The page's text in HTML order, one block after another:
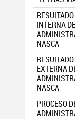
INTERNA
NASCA
EXTERNA
NASCA
PROCESO